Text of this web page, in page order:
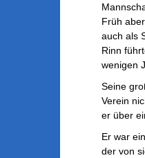
Früh
auch als
Rinn
wenigen
Seine
Verein
er über
Er war
der von